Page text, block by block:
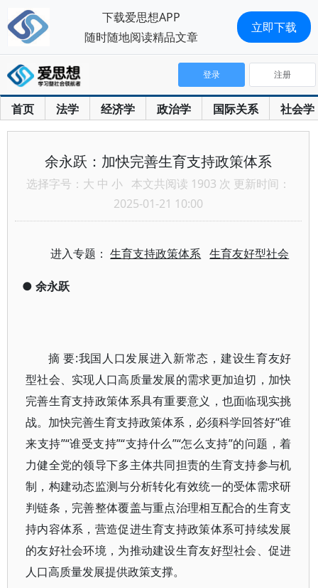
首页 法学 经济学 政治学 国际关系 社会学
登录 注册
余永跃：加快完善生育支持政策体系
选择字号： 大 中 小 本文共阅读 1903 次 更新时间：
2025-01-21 10:00
进入专题：生育支持政策体系 生育友好型社会
● 余永跃
摘 要:我国人口发展进入新常态，建设生育友好
型社会、实现人口高质量发展的需求更加迫切，加快
完善生育支持政策体系具有重要意义，也面临现实挑
战。加快完善生育支持政策体系，必须科学回答好“谁
来支持”“谁受支持”“支持什么”“怎么支持”的问题，着
力健全党的领导下多主体共同担责的生育支持参与机
制，构建动态监测与分析转化有效统一的受体需求研
判链条，完善整体覆盖与重点治理相互配合的生育支
持内容体系，营造促进生育支持政策体系可持续发展
的友好社会环境，为推动建设生育友好型社会、促进
人口高质量发展提供政策支撑。
下载爱思想APP
随时随地阅读精品文章
立即下载